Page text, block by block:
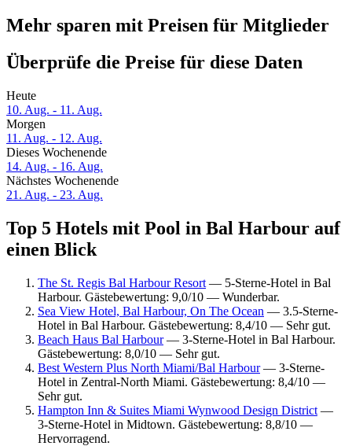
Mehr sparen mit Preisen für Mitglieder
Überprüfe die Preise für diese Daten
Heute
10. Aug. - 11. Aug.
Morgen
11. Aug. - 12. Aug.
Dieses Wochenende
14. Aug. - 16. Aug.
Nächstes Wochenende
21. Aug. - 23. Aug.
Top 5 Hotels mit Pool in Bal Harbour auf
einen Blick
The St. Regis Bal Harbour Resort — 5-Sterne-Hotel in Bal
Harbour. Gästebewertung: 9,0/10 — Wunderbar.
Sea View Hotel, Bal Harbour, On The Ocean — 3.5-Sterne-
Hotel in Bal Harbour. Gästebewertung: 8,4/10 — Sehr gut.
Beach Haus Bal Harbour— 3-Sterne-Hotel in Bal Harbour.
Gästebewertung: 8,0/10 — Sehr gut.
Best Western Plus North Miami/Bal Harbour— 3-Sterne-
Hotel in Zentral-North Miami. Gästebewertung: 8,4/10 —
Sehr gut.
Hampton Inn & Suites Miami Wynwood Design District —
3-Sterne-Hotel in Midtown. Gästebewertung: 8,8/10 —
Hervorragend.